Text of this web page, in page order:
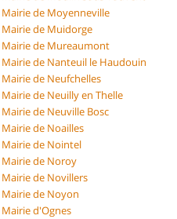
Mairie de Moyenneville
Mairie de Muidorge
Mairie de Mureaumont
Mairie de Nanteuil le Haudouin
Mairie de Neufchelles
Mairie de Neuilly en Thelle
Mairie de Neuville Bosc
Mairie de Noailles
Mairie de Nointel
Mairie de Noroy
Mairie de Novillers
Mairie de Noyon
Mairie d'Ognes